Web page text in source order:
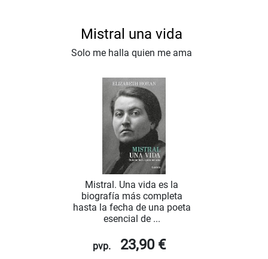
Mistral una vida
Solo me halla quien me ama
Mistral. Una vida es la
biografía más completa
hasta la fecha de una poeta
esencial de ...
pvp. 23,90 €